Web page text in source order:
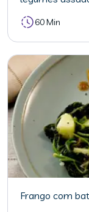
60 Min
Frango com